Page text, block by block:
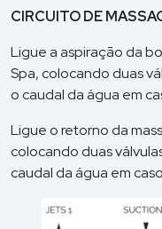
CIRCUITO DE
Ligue a aspiração da
Spa, colocando duas
o caudal da água em
Ligue o retorno da
colocando duas
caudal da água em